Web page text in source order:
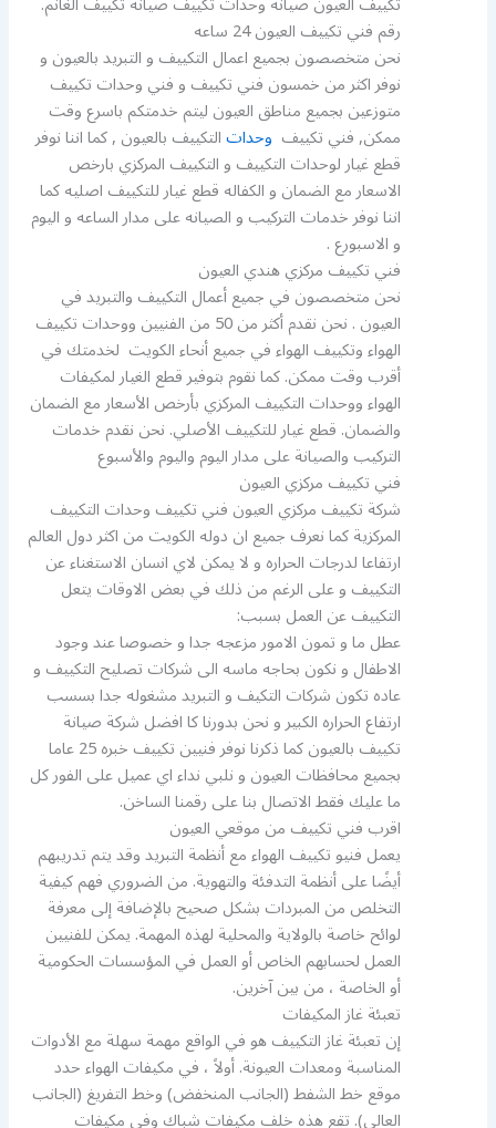
رقم فني تكييف العيون 24 ساعه
نحن متخصصون بجميع اعمال التكييف و التبريد بالعيون و
نوفر اكثر من خمسون فني تكييف و فني وحدات تكييف
متوزعين بجميع مناطق العيون ليتم خدمتكم باسرع وقت
ممكن, فني تكييف وحداتالتكييف بالعيون , كما اننا نوفر
قطع غيار لوحدات التكييف و التكييف المركزي بارخص
الاسعار مع الضمان و الكفاله قطع غيار للتكييف اصليه كما
اننا نوفر خدمات التركيب و الصيانه على مدار الساعه و اليوم
و الاسبورع .
فني تكييف مركزي هندي العيون
نحن متخصصون في جميع أعمال التكييف والتبريد في
العيون . نحن نقدم أكثر من 50 من الفنيين ووحدات تكييف
الهواء وتكييف الهواء في جميع أنحاء الكويت لخدمتك في
أقرب وقت ممكن. كما نقوم بتوفير قطع الغيار لمكيفات
الهواء ووحدات التكييف المركزي بأرخص الأسعار مع الضمان
والضمان. قطع غيار للتكييف الأصلي. نحن نقدم خدمات
التركيب والصيانة على مدار اليوم واليوم والأسبوع
فني تكييف مركزي العيون
شركة تكييف مركزي العيون فني تكييف وحدات التكييف
المركزية كما نعرف جميع ان دوله الكويت من اكثر دول العالم
ارتفاعا لدرجات الحراره و لا يمكن لاي انسان الاستغناء عن
التكييف و على الرغم من ذلك في بعض الاوقات يتعل
التكييف عن العمل بسبب:
عطل ما و تمون الامور مزعجه جدا و خصوصا عند وجود
الاطفال و نكون بحاجه ماسه الى شركات تصليح التكييف و
عاده تكون شركات التكيف و التبريد مشغوله جدا بسسب
ارتفاع الحراره الكبير و نحن بدورنا كا افضل شركة صيانة
تكييف بالعيون كما ذكرنا نوفر فنيين تكييف خبره 25 عاما
بجميع محافظات العيون و نلبي نداء اي عميل على الفور كل
ما عليك فقط الاتصال بنا على رقمنا الساخن.
اقرب فني تكييف من موقعي العيون
يعمل فنيو تكييف الهواء مع أنظمة التبريد وقد يتم تدريبهم
أيضًا على أنظمة التدفئة والتهوية. من الضروري فهم كيفية
التخلص من المبردات بشكل صحيح بالإضافة إلى معرفة
لوائح خاصة بالولاية والمحلية لهذه المهمة. يمكن للفنيين
العمل لحسابهم الخاص أو العمل في المؤسسات الحكومية
أو الخاصة ، من بين آخرين.
تعبئة غاز المكيفات
إن تعبئة غاز التكييف هو في الواقع مهمة سهلة مع الأدوات
المناسبة ومعدات العيونة. أولاً ، في مكيفات الهواء حدد
موقع خط الشفط (الجانب المنخفض) وخط التفريغ (الجانب
العالي). تقع هذه خلف مكيفات شباك وفي مكيفات